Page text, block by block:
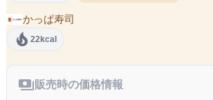
かっぱ寿司
local_fire_department 22kcal
payments販売時の価格情報